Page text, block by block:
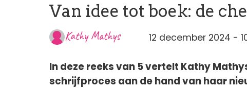
Van idee tot boek: de
Kathy Mathys 12 december 2024 -
In deze reeks van 5 vertelt Kathy
schrijfproces aan de hand van haar